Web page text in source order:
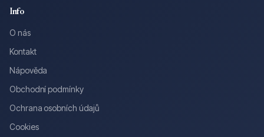
Info
O nás
Kontakt
Nápověda
Obchodní podmínky
Ochrana osobních údajů
Cookies